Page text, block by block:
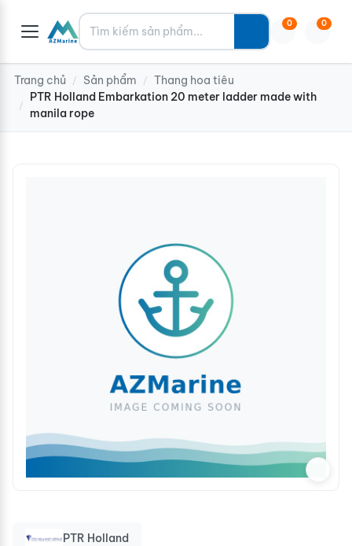
Tìm kiếm 0 0
Trang chủ / Sản phẩm / Thang hoa tiêu
/
PTR Holland Embarkation 20 meter ladder made with
manila rope
PTR Holland